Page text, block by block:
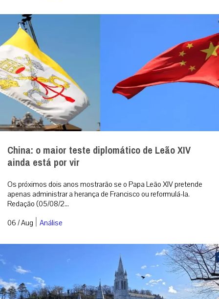
China: o maior teste diplomático de Leão XIV
ainda está por vir
Os próximos dois anos mostrarão se o Papa Leão XIV pretende
apenas administrar a herança de Francisco ou reformulá-la.
Redação (05/08/2...
06 / Aug | Análise